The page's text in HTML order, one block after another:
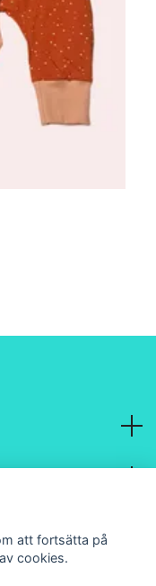
att fortsätta på
cookies.